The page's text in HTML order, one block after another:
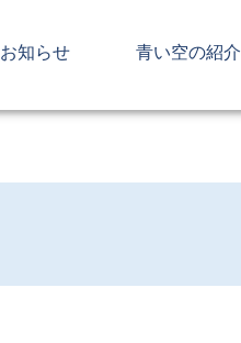
お知らせ 青い空の紹介